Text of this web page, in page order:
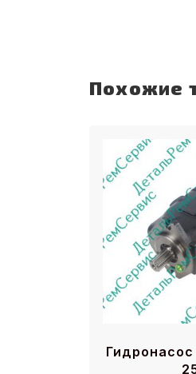
Похожие
Гидронасос